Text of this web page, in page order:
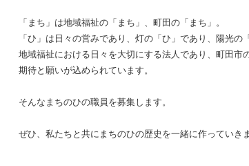
「まち」は地域福祉の「まち」、町田の「まち」。
「ひ」は日々の営みであり、灯の「ひ」であり、陽光の
地域福祉における日々を大切にする法人であり、町田市
期待と願いが込められています。
そんなまちのひの職員を募集します。
ぜひ、私たちと共にまちのひの歴史を一緒に作っていき